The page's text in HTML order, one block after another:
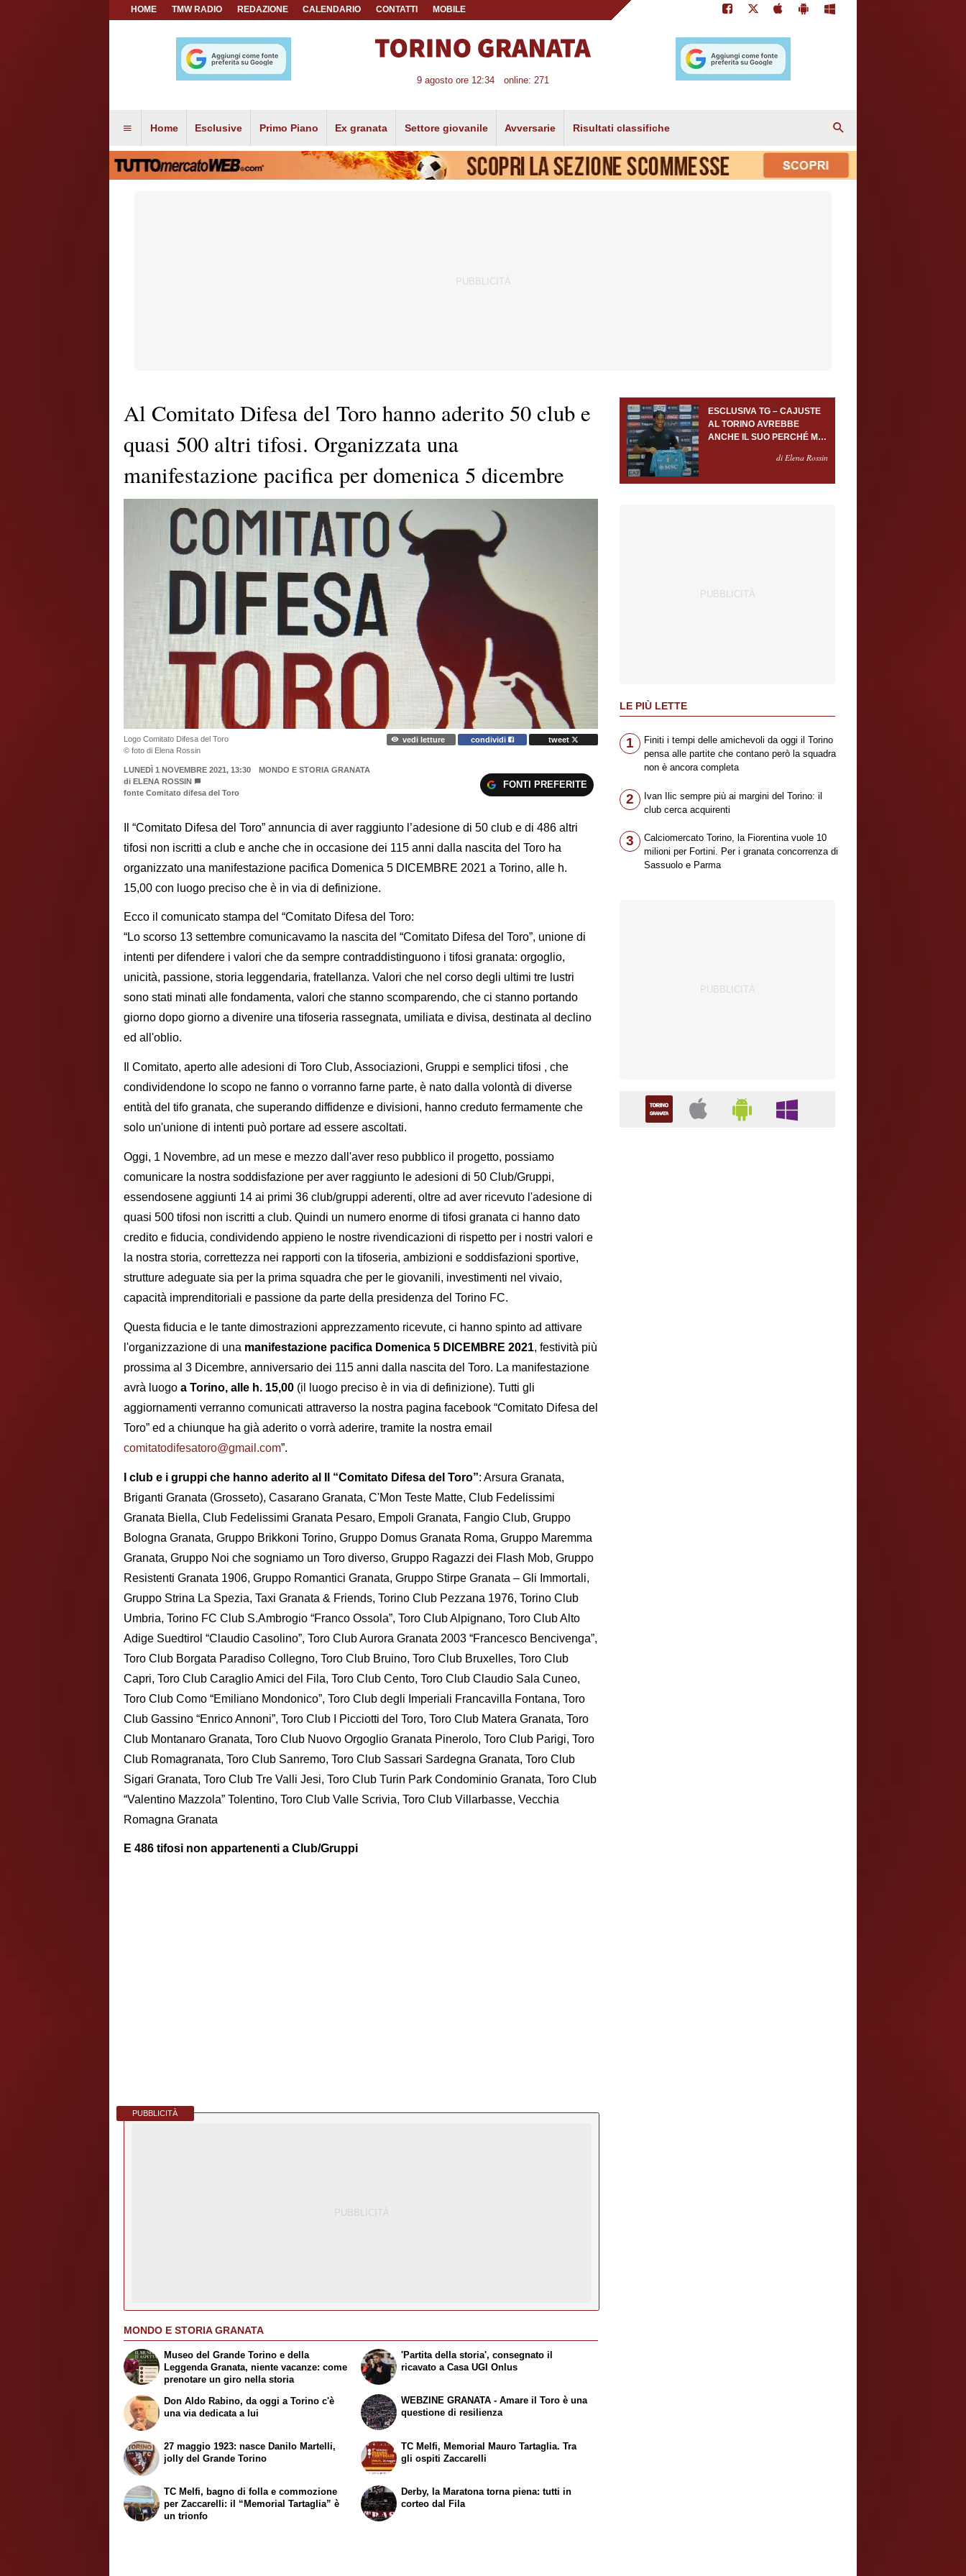
HOME TMW RADIO REDAZIONE CALENDARIO CONTATTI MOBILE
9 agosto ore 12:34 online: 271
Home Esclusive Primo Piano Ex granata Settore giovanile Avversarie Risultati classifiche
Al Comitato Difesa del Toro hanno aderito 50 club e
quasi 500 altri tifosi. Organizzata una
manifestazione pacifica per domenica 5 dicembre
Logo Comitato Difesa del Toro
© foto di Elena Rossin
vedi letture condividi tweet
LUNEDÌ 1 NOVEMBRE 2021, 13:30
MONDO E STORIA GRANATA
di ELENA ROSSIN
fonte Comitato difesa del Toro
FONTI PREFERITE
Il “Comitato Difesa del Toro” annuncia di aver raggiunto l’adesione di 50 club e di 486 altri
tifosi non iscritti a club e anche che in occasione dei 115 anni dalla nascita del Toro ha
organizzato una manifestazione pacifica Domenica 5 DICEMBRE 2021 a Torino, alle h.
15,00 con luogo preciso che è in via di definizione.
Ecco il comunicato stampa del “Comitato Difesa del Toro:
“Lo scorso 13 settembre comunicavamo la nascita del “Comitato Difesa del Toro”, unione di
intenti per difendere i valori che da sempre contraddistinguono i tifosi granata: orgoglio,
unicità, passione, storia leggendaria, fratellanza. Valori che nel corso degli ultimi tre lustri
sono stati minati alle fondamenta, valori che stanno scomparendo, che ci stanno portando
giorno dopo giorno a divenire una tifoseria rassegnata, umiliata e divisa, destinata al declino
ed all'oblio.
Il Comitato, aperto alle adesioni di Toro Club, Associazioni, Gruppi e semplici tifosi , che
condividendone lo scopo ne fanno o vorranno farne parte, è nato dalla volontà di diverse
entità del tifo granata, che superando diffidenze e divisioni, hanno creduto fermamente che
solo un'unione di intenti può portare ad essere ascoltati.
Oggi, 1 Novembre, ad un mese e mezzo dall'aver reso pubblico il progetto, possiamo
comunicare la nostra soddisfazione per aver raggiunto le adesioni di 50 Club/Gruppi,
essendosene aggiunti 14 ai primi 36 club/gruppi aderenti, oltre ad aver ricevuto l'adesione di
quasi 500 tifosi non iscritti a club. Quindi un numero enorme di tifosi granata ci hanno dato
credito e fiducia, condividendo appieno le nostre rivendicazioni di rispetto per i nostri valori e
la nostra storia, correttezza nei rapporti con la tifoseria, ambizioni e soddisfazioni sportive,
strutture adeguate sia per la prima squadra che per le giovanili, investimenti nel vivaio,
capacità imprenditoriali e passione da parte della presidenza del Torino FC.
Questa fiducia e le tante dimostrazioni apprezzamento ricevute, ci hanno spinto ad attivare
l'organizzazione di una manifestazione pacifica Domenica 5 DICEMBRE 2021, festività più
prossima al 3 Dicembre, anniversario dei 115 anni dalla nascita del Toro. La manifestazione
avrà luogo a Torino, alle h. 15,00 (il luogo preciso è in via di definizione). Tutti gli
aggiornamenti verranno comunicati attraverso la nostra pagina facebook “Comitato Difesa del
Toro” ed a chiunque ha già aderito o vorrà aderire, tramite la nostra email
comitatodifesatoro@gmail.com”.
I club e i gruppi che hanno aderito al Il “Comitato Difesa del Toro”: Arsura Granata,
Briganti Granata (Grosseto), Casarano Granata, C'Mon Teste Matte, Club Fedelissimi
Granata Biella, Club Fedelissimi Granata Pesaro, Empoli Granata, Fangio Club, Gruppo
Bologna Granata, Gruppo Brikkoni Torino, Gruppo Domus Granata Roma, Gruppo Maremma
Granata, Gruppo Noi che sogniamo un Toro diverso, Gruppo Ragazzi dei Flash Mob, Gruppo
Resistenti Granata 1906, Gruppo Romantici Granata, Gruppo Stirpe Granata – Gli Immortali,
Gruppo Strina La Spezia, Taxi Granata & Friends, Torino Club Pezzana 1976, Torino Club
Umbria, Torino FC Club S.Ambrogio “Franco Ossola”, Toro Club Alpignano, Toro Club Alto
Adige Suedtirol “Claudio Casolino”, Toro Club Aurora Granata 2003 “Francesco Bencivenga”,
Toro Club Borgata Paradiso Collegno, Toro Club Bruino, Toro Club Bruxelles, Toro Club
Capri, Toro Club Caraglio Amici del Fila, Toro Club Cento, Toro Club Claudio Sala Cuneo,
Toro Club Como “Emiliano Mondonico”, Toro Club degli Imperiali Francavilla Fontana, Toro
Club Gassino “Enrico Annoni”, Toro Club I Picciotti del Toro, Toro Club Matera Granata, Toro
Club Montanaro Granata, Toro Club Nuovo Orgoglio Granata Pinerolo, Toro Club Parigi, Toro
Club Romagranata, Toro Club Sanremo, Toro Club Sassari Sardegna Granata, Toro Club
Sigari Granata, Toro Club Tre Valli Jesi, Toro Club Turin Park Condominio Granata, Toro Club
“Valentino Mazzola” Tolentino, Toro Club Valle Scrivia, Toro Club Villarbasse, Vecchia
Romagna Granata
E 486 tifosi non appartenenti a Club/Gruppi
PUBBLICITÀ
MONDO E STORIA GRANATA
Museo del Grande Torino e della
Leggenda Granata, niente vacanze: come
prenotare un giro nella storia
Don Aldo Rabino, da oggi a Torino c'è
una via dedicata a lui
'Partita della storia', consegnato il
ricavato a Casa UGI Onlus
WEBZINE GRANATA - Amare il Toro è una
questione di resilienza
27 maggio 1923: nasce Danilo Martelli,
jolly del Grande Torino
TC Melfi, bagno di folla e commozione
per Zaccarelli: il “Memorial Tartaglia” è
un trionfo
TC Melfi, Memorial Mauro Tartaglia. Tra
gli ospiti Zaccarelli
Derby, la Maratona torna piena: tutti in
corteo dal Fila
ESCLUSIVA TG – CAJUSTE
AL TORINO AVREBBE
ANCHE IL SUO PERCHÉ MA
di Elena Rossin
LE PIÙ LETTE
1
Finiti i tempi delle amichevoli da oggi il Torino
pensa alle partite che contano però la squadra
non è ancora completa
2
Ivan Ilic sempre più ai margini del Torino: il
club cerca acquirenti
3
Calciomercato Torino, la Fiorentina vuole 10
milioni per Fortini. Per i granata concorrenza di
Sassuolo e Parma